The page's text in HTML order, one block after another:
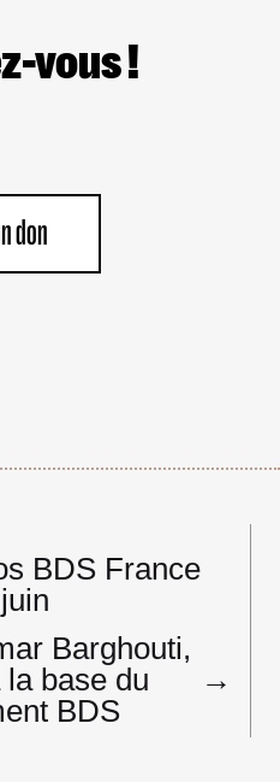
vous !
don
BDS France
juin
Barghouti,
la base du
BDS
→